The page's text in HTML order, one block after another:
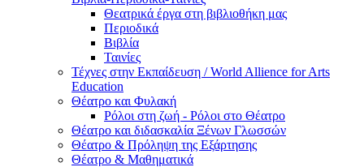
Θεατρικά έργα στη βιβλιοθήκη μας
Περιοδικά
Βιβλία
Ταινίες
Τέχνες στην Εκπαίδευση / World Allience for Arts
Education
Θέατρο και Φυλακή
Ρόλοι στη ζωή - Ρόλοι στο Θέατρο
Θέατρο και διδασκαλία Ξένων Γλωσσών
Θέατρο & Πρόληψη της Εξάρτησης
Θέατρο & Μαθηματικά